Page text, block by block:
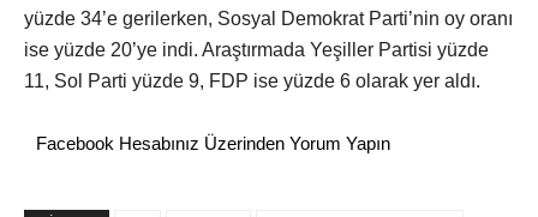
yüzde 34’e gerilerken, Sosyal Demokrat Parti’nin oy oranı
ise yüzde 20’ye indi. Araştırmada Yeşiller Partisi yüzde
11, Sol Parti yüzde 9, FDP ise yüzde 6 olarak yer aldı.
Facebook Hesabınız Üzerinden Yorum Yapın